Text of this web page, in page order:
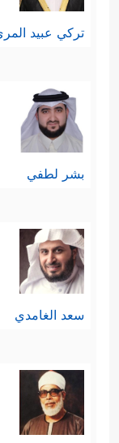
تركي عبيد
بشر لطفي
سعد الغامدي